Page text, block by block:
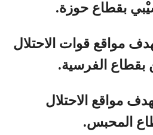
بقطاع حوزة.
مواقع قوات الاحتلال
بقطاع الفرسية.
مواقع الاحتلال
المحبس.